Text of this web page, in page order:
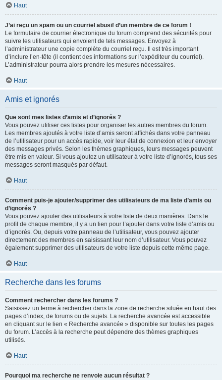
Haut
J’ai reçu un spam ou un courriel abusif d’un membre de ce forum !
Le formulaire de courrier électronique du forum comprend des sécurités pour
suivre les utilisateurs qui envoient de tels messages. Envoyez à
l’administrateur une copie complète du courriel reçu. Il est très important
d’inclure l’en-tête (il contient des informations sur l’expéditeur du courriel).
L’administrateur pourra alors prendre les mesures nécessaires.
Haut
Amis et ignorés
Que sont mes listes d’amis et d’ignorés ?
Vous pouvez utiliser ces listes pour organiser les autres membres du forum.
Les membres ajoutés à votre liste d’amis seront affichés dans votre panneau
de l’utilisateur pour un accès rapide, voir leur état de connexion et leur envoyer
des messages privés. Selon les thèmes graphiques, leurs messages peuvent
être mis en valeur. Si vous ajoutez un utilisateur à votre liste d’ignorés, tous ses
messages seront masqués par défaut.
Haut
Comment puis-je ajouter/supprimer des utilisateurs de ma liste d’amis ou
d’ignorés ?
Vous pouvez ajouter des utilisateurs à votre liste de deux manières. Dans le
profil de chaque membre, il y a un lien pour l’ajouter dans votre liste d’amis ou
d’ignorés. Ou, depuis votre panneau de l’utilisateur, vous pouvez ajouter
directement des membres en saisissant leur nom d’utilisateur. Vous pouvez
également supprimer des utilisateurs de votre liste depuis cette même page.
Haut
Recherche dans les forums
Comment rechercher dans les forums ?
Saisissez un terme à rechercher dans la zone de recherche située en haut des
pages d’index, de forums ou de sujets. La recherche avancée est accessible
en cliquant sur le lien « Recherche avancée » disponible sur toutes les pages
du forum. L’accès à la recherche peut dépendre des thèmes graphiques
utilisés.
Haut
Pourquoi ma recherche ne renvoie aucun résultat ?